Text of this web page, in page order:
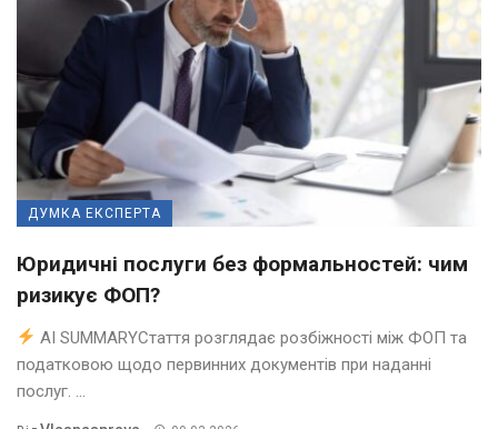
ДУМКА ЕКСПЕРТА
Юридичні послуги без формальностей: чим
ризикує ФОП?
AI SUMMARYСтаття розглядає розбіжності між ФОП та
податковою щодо первинних документів при наданні
послуг. ...